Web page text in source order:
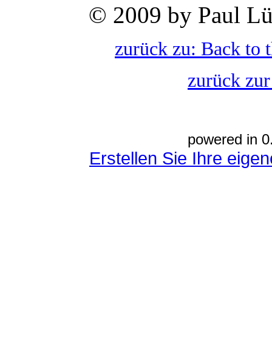
© 2009 by Paul
zurück zu: Back to
zurück
powered in
Erstellen Sie Ihre